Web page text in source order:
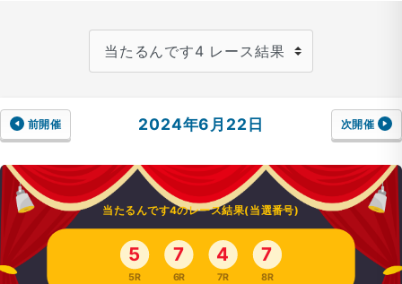
前開催 2024年6月22日 次開催
当たるんです4のレース結果(当選番号)
5
5R
7
6R
4
7R
7
8R